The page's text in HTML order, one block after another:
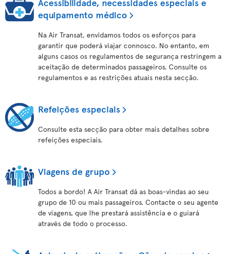
equipamento médico
Na Air Transat, envidamos todos os esforços para
garantir que poderá viajar connosco. No entanto, em
alguns casos os regulamentos de segurança restringem a
aceitação de determinados passageiros. Consulte os
regulamentos e as restrições atuais nesta secção.
Refeições especiais
Consulte esta secção para obter mais detalhes sobre
refeições especiais.
Viagens de grupo
Todos a bordo! A Air Transat dá as boas-vindas ao seu
grupo de 10 ou mais passageiros. Contacte o seu agente
de viagens, que lhe prestará assistência e o guiará
através de todo o processo.